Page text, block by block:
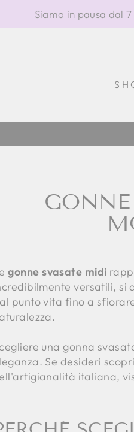
Siamo in pausa dal
gonne svasate midi
versatili, si
punto vita fino a
una gonna
Se desideri
italiana,